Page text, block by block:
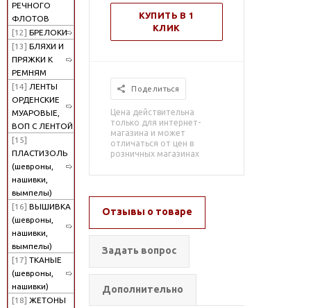
РЕЧНОГО
ФЛОТОВ
[12] БРЕЛОКИ
[13] БЛЯХИ И
ПРЯЖКИ К
РЕМНЯМ
[14] ЛЕНТЫ
ОРДЕНСКИЕ
МУАРОВЫЕ,
ВОП С ЛЕНТОЙ
[15]
ПЛАСТИЗОЛЬ
(шевроны,
нашивки,
вымпелы)
[16] ВЫШИВКА
(шевроны,
нашивки,
вымпелы)
[17] ТКАНЫЕ
(шевроны,
нашивки)
[18] ЖЕТОНЫ
КУПИТЬ В 1
КЛИК
Поделиться
Цена действительна
только для интернет-
магазина и может
отличаться от цен в
розничных магазинах
Отзывы о товаре
Задать вопрос
Дополнительно